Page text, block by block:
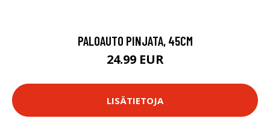
PALOAUTO PINJATA, 45CM
24.99 EUR
LISÄTIETOJA